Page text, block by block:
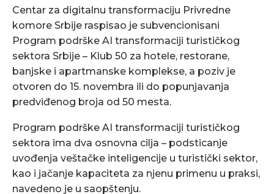
Centar za digitalnu transformaciju Privredne
komore Srbije raspisao je subvencionisani
Program podrške AI transformaciji turističkog
sektora Srbije – Klub 50 za hotele, restorane,
banjske i apartmanske komplekse, a poziv je
otvoren do 15. novembra ili do popunjavanja
predviđenog broja od 50 mesta.
Program podrške AI transformaciji turističkog
sektora ima dva osnovna cilja – podsticanje
uvođenja veštačke inteligencije u turistički sektor,
kao i jačanje kapaciteta za njenu primenu u praksi,
navedeno je u saopštenju.